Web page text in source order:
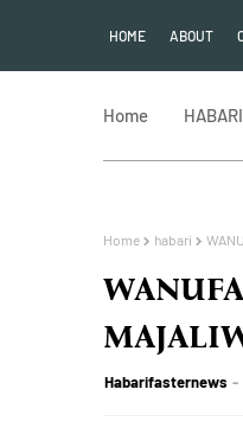
HOME ABOUT
Home HABARI
Home habari
Habarifasternews